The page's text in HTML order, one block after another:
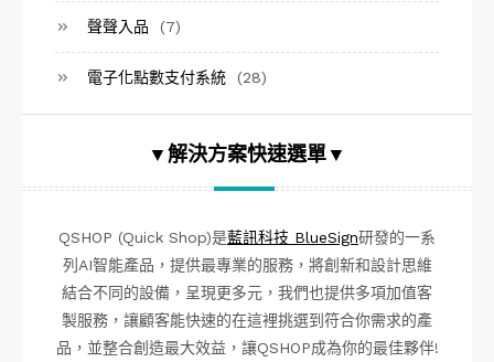
聲聲入品 (7)
電子化點數支付系統 (28)
▼解決方案快速選單▼
QSHOP (Quick Shop)是藍訊科技 BlueSign研發的一系
列AI智能產品，提供最專業的服務，將創新和設計思維
結合不同的設備，呈現更多元，我們也提供多項加值客
製服務，讓顧客能快速的在這裡挑選到符合你需求的產
品，並整合創造最大效益，讓QSHOP成為你的最佳夥伴!